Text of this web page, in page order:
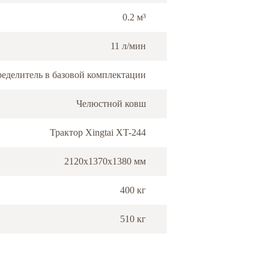
0.2 м³
11 л/мин
в базовой комплектации
Челюстной ковш
Трактор Xingtai XT-244
2120x1370x1380 мм
400 кг
510 кг